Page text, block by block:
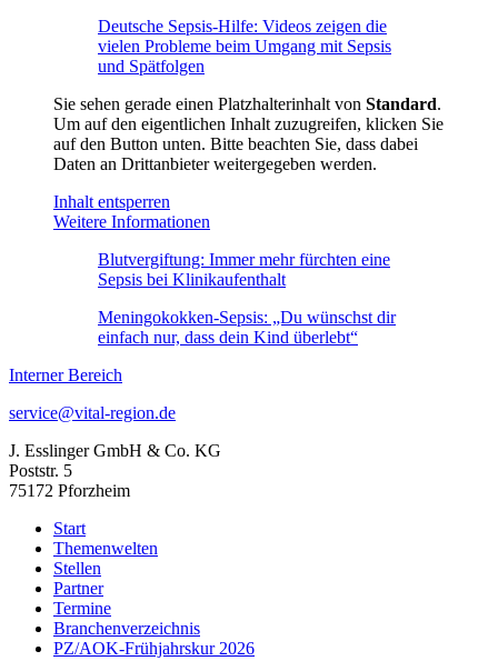
Deutsche Sepsis-Hilfe: Videos zeigen die
vielen Probleme beim Umgang mit Sepsis
und Spätfolgen
Sie sehen gerade einen Platzhalterinhalt von Standard.
Um auf den eigentlichen Inhalt zuzugreifen, klicken Sie
auf den Button unten. Bitte beachten Sie, dass dabei
Daten an Drittanbieter weitergegeben werden.
Inhalt entsperren
Weitere Informationen
Blutvergiftung: Immer mehr fürchten eine
Sepsis bei Klinikaufenthalt
Meningokokken-Sepsis: „Du wünschst dir
einfach nur, dass dein Kind überlebt“
Interner Bereich
service@vital-region.de
J. Esslinger GmbH & Co. KG
Poststr. 5
75172 Pforzheim
Start
Themenwelten
Stellen
Partner
Termine
Branchenverzeichnis
PZ/AOK-Frühjahrskur 2026